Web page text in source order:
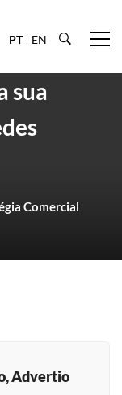
PT EN
sua
Comercial
Advertio